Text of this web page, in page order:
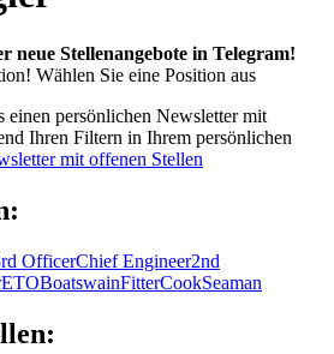
neue Stellenangebote in Telegram!
Wählen Sie eine Position aus
einen persönlichen Newsletter mit
Ihren Filtern in Ihrem persönlichen
mit offenen Stellen
OfficerChief Engineer2nd
ETOBoatswainFitterCookSeaman